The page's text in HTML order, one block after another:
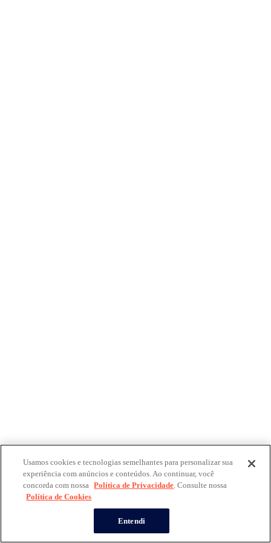
Usamos cookies e tecnologias semelhantes para personalizar sua
experiência com anúncios e conteúdos. Ao continuar, você
concorda com nossa Política de Privacidade. Consulte nossa
Política de Cookies
Entendi